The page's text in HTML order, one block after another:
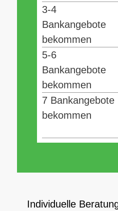
3-4
Bankangebote
bekommen
5-6
Bankangebote
bekommen
7 Bankangebote
bekommen
Individuelle